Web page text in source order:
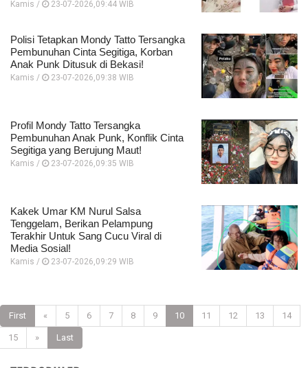
Kamis / 23-07-2026,09:44 WIB
Polisi Tetapkan Mondy Tatto Tersangka
Pembunuhan Cinta Segitiga, Korban
Anak Punk Ditusuk di Bekasi!
Kamis / 23-07-2026,09:38 WIB
Profil Mondy Tatto Tersangka
Pembunuhan Anak Punk, Konflik Cinta
Segitiga yang Berujung Maut!
Kamis / 23-07-2026,09:35 WIB
Kakek Umar KM Nurul Salsa
Tenggelam, Berikan Pelampung
Terakhir Untuk Sang Cucu Viral di
Media Sosial!
Kamis / 23-07-2026,09:29 WIB
First « 5 6 7 8 9 10 11 12 13 14
15 » Last